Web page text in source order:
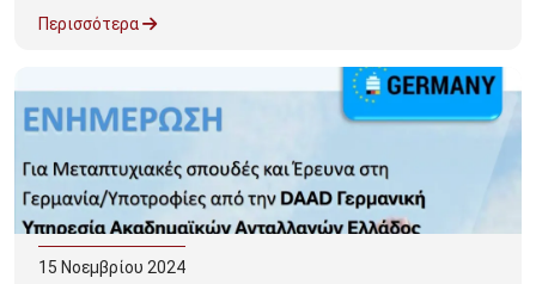
Περισσότερα
15 Νοεμβρίου 2024